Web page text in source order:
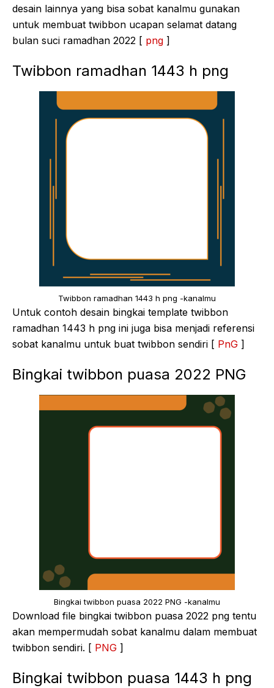
desain lainnya yang bisa sobat kanalmu gunakan
untuk membuat twibbon ucapan selamat datang
bulan suci ramadhan 2022 [ png ]
Twibbon ramadhan 1443 h png
Twibbon ramadhan 1443 h png -kanalmu
Untuk contoh desain bingkai template twibbon
ramadhan 1443 h png ini juga bisa menjadi referensi
sobat kanalmu untuk buat twibbon sendiri [ PnG ]
Bingkai twibbon puasa 2022 PNG
Bingkai twibbon puasa 2022 PNG -kanalmu
Download file bingkai twibbon puasa 2022 png tentu
akan mempermudah sobat kanalmu dalam membuat
twibbon sendiri. [ PNG ]
Bingkai twibbon puasa 1443 h png